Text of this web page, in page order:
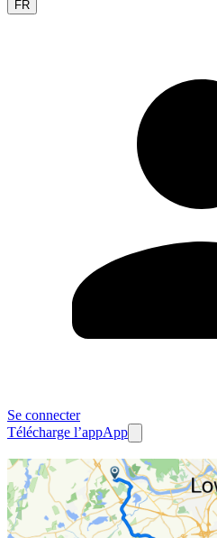
FR
Se connecter
Télécharge l’appApp